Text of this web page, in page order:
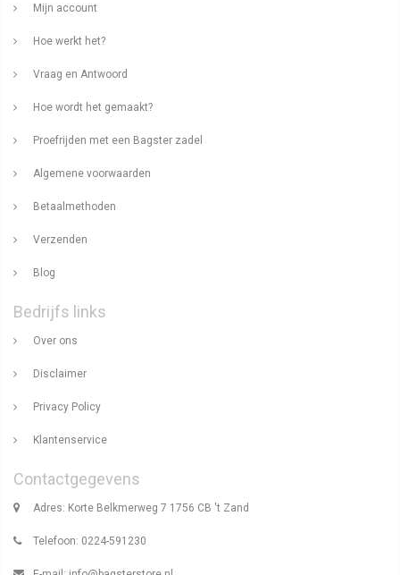
Mijn account
Hoe werkt het?
Vraag en Antwoord
Hoe wordt het gemaakt?
Proefrijden met een Bagster zadel
Algemene voorwaarden
Betaalmethoden
Verzenden
Blog
Bedrijfs links
Over ons
Disclaimer
Privacy Policy
Klantenservice
Contactgegevens
Adres: Korte Belkmerweg 7 1756 CB 't Zand
Telefoon: 0224-591230